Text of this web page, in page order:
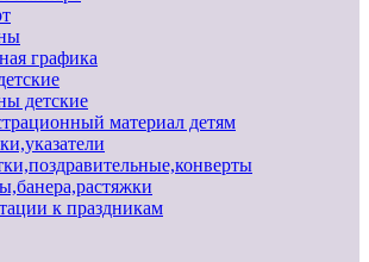
графика
детские
материал детям
к праздникам